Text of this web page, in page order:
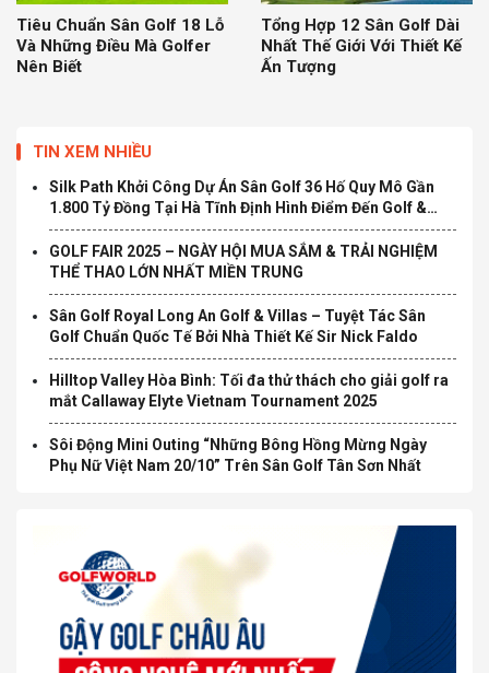
Tiêu Chuẩn Sân Golf 18 Lỗ
Và Những Điều Mà Golfer
Nên Biết
Tổng Hợp 12 Sân Golf Dài
Nhất Thế Giới Với Thiết Kế
Ấn Tượng
TIN XEM NHIỀU
Silk Path Khởi Công Dự Án Sân Golf 36 Hố Quy Mô Gần
1.800 Tỷ Đồng Tại Hà Tĩnh Định Hình Điểm Đến Golf &
Nghỉ Dưỡng Cao Cấp Mới Tại Bắc Trung Bộ
GOLF FAIR 2025 – NGÀY HỘI MUA SẮM & TRẢI NGHIỆM
THỂ THAO LỚN NHẤT MIỀN TRUNG
Sân Golf Royal Long An Golf & Villas – Tuyệt Tác Sân
Golf Chuẩn Quốc Tế Bởi Nhà Thiết Kế Sir Nick Faldo
Hilltop Valley Hòa Bình: Tối đa thử thách cho giải golf ra
mắt Callaway Elyte Vietnam Tournament 2025
Sôi Động Mini Outing “Những Bông Hồng Mừng Ngày
Phụ Nữ Việt Nam 20/10” Trên Sân Golf Tân Sơn Nhất